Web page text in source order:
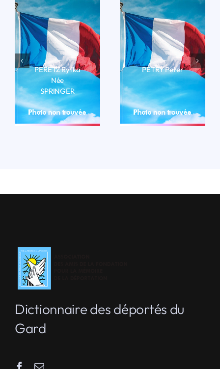
PERETZ Ryfka
Née
SPRINGER
LIRE LA BIO
PÉTRY Peter
LIRE LA BIO
Dictionnaire des déportés du
Gard